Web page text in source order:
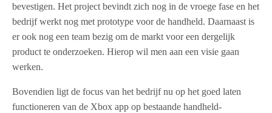
bevestigen. Het project bevindt zich nog in de vroege fase en het
bedrijf werkt nog met prototype voor de handheld. Daarnaast is
er ook nog een team bezig om de markt voor een dergelijk
product te onderzoeken. Hierop wil men aan een visie gaan
werken.
Bovendien ligt de focus van het bedrijf nu op het goed laten
functioneren van de Xbox app op bestaande handheld-